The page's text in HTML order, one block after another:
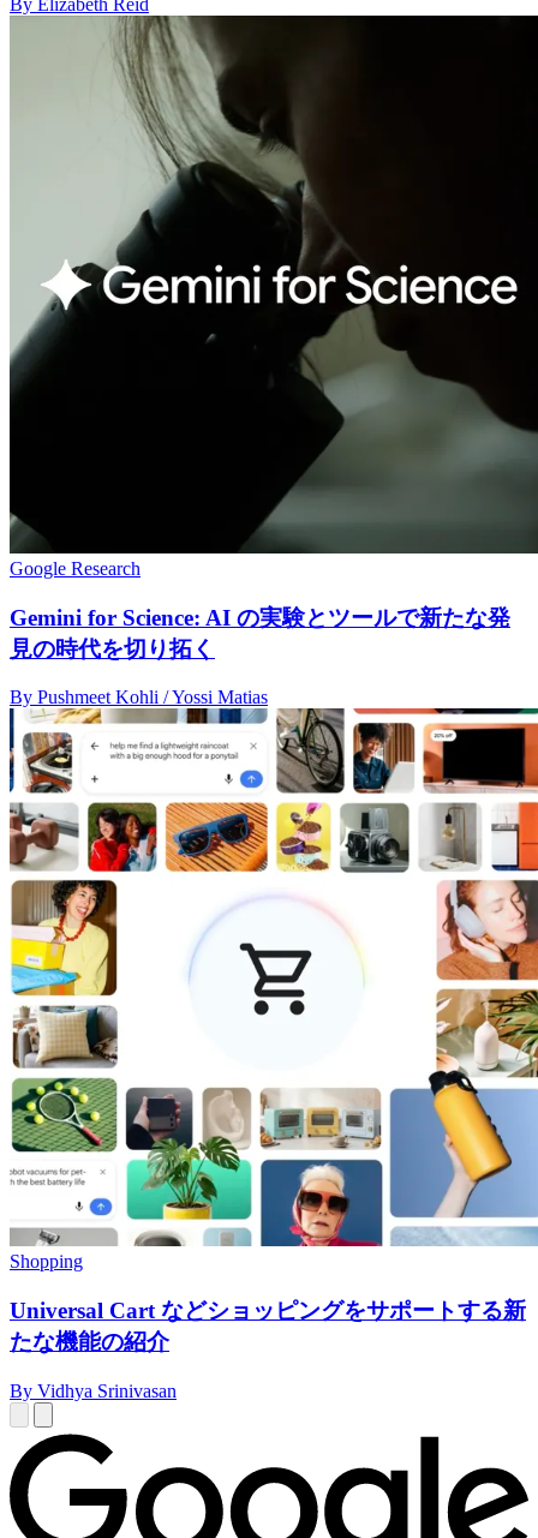
By Elizabeth Reid
Google Research
Gemini for Science: AI の実験とツールで新たな発
見の時代を切り拓く
By Pushmeet Kohli / Yossi Matias
Shopping
Universal Cart などショッピングをサポートする新
たな機能の紹介
By Vidhya Srinivasan